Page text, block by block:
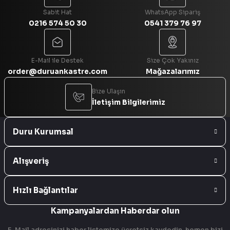
Sabit Hat
0216 574 50 30
WhatsApp Sipariş
0541 379 76 97
E-Mail ile Destek
order@duruankastre.com
Size Çok Yakınız
Mağazalarımız
Bize Ulaşın
İletişim Bilgilerimiz
Duru Kurumsal
Alışveriş
Hızlı Bağlantılar
Kampanyalardan Haberdar olun